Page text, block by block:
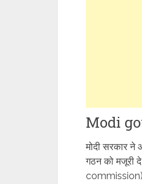
Modi
मोदी सरकार
गठन को मजूरी
commission)